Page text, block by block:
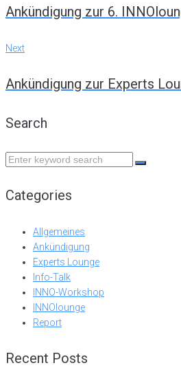
navigation
Ankündigung zur 6.
Next
Next
Ankündigung zur Experts
Search
Search
Categories
Allgemeines
Ankündigung
Experts Lounge
Info-Talk
INNO-Workshop
INNOlounge
Report
Recent Posts